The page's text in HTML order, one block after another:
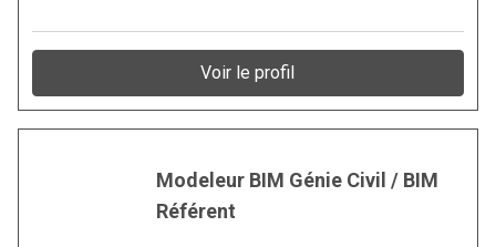
Voir le profil
Modeleur BIM Génie Civil / BIM
Référent